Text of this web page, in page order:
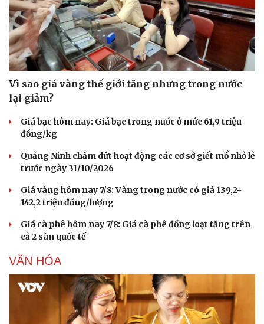
Cải chính
Vì sao giá vàng thế giới tăng nhưng trong nước
lại giảm?
Giá bạc hôm nay: Giá bạc trong nước ở mức 61,9 triệu
đồng/kg
Quảng Ninh chấm dứt hoạt động các cơ sở giết mổ nhỏ lẻ
trước ngày 31/10/2026
Giá vàng hôm nay 7/8: Vàng trong nước có giá 139,2-
142,2 triệu đồng/lượng
Giá cà phê hôm nay 7/8: Giá cà phê đồng loạt tăng trên
cả 2 sàn quốc tế
VĂN HÓA